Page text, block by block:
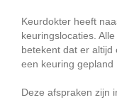
Keurdokter heeft
keuringslocaties.
betekent dat er altijd
een keuring gepland
Deze afspraken zijn